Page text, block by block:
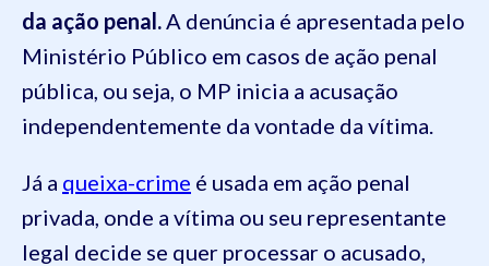
da ação penal. A denúncia é apresentada pelo
Ministério Público em casos de ação penal
pública, ou seja, o MP inicia a acusação
independentemente da vontade da vítima.
Já a queixa-crime é usada em ação penal
privada, onde a vítima ou seu representante
legal decide se quer processar o acusado,